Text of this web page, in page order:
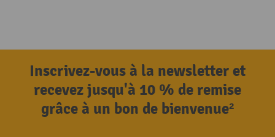
Inscrivez-vous à la newsletter et
recevez jusqu'à 10 % de remise
grâce à un bon de bienvenue²